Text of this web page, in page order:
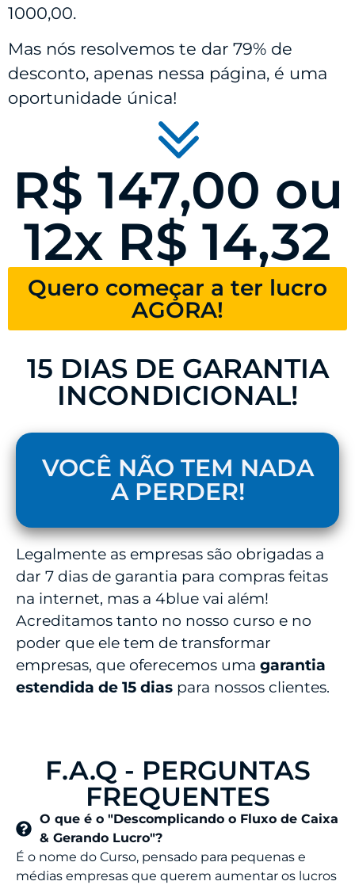
1000,00.
Mas nós resolvemos te dar 79% de
desconto, apenas nessa página, é uma
oportunidade única!
R$ 147,00 ou
12x R$ 14,32
Quero começar a ter lucro
AGORA!
15 DIAS DE GARANTIA
INCONDICIONAL!
VOCÊ NÃO TEM NADA
A PERDER!
Legalmente as empresas são obrigadas a
dar 7 dias de garantia para compras feitas
na internet, mas a 4blue vai além!
Acreditamos tanto no nosso curso e no
poder que ele tem de transformar
empresas, que oferecemos uma garantia
estendida de 15 dias para nossos clientes.
F.A.Q - PERGUNTAS
FREQUENTES
O que é o "Descomplicando o Fluxo de Caixa
& Gerando Lucro"?
É o nome do Curso, pensado para pequenas e
médias empresas que querem aumentar os lucros